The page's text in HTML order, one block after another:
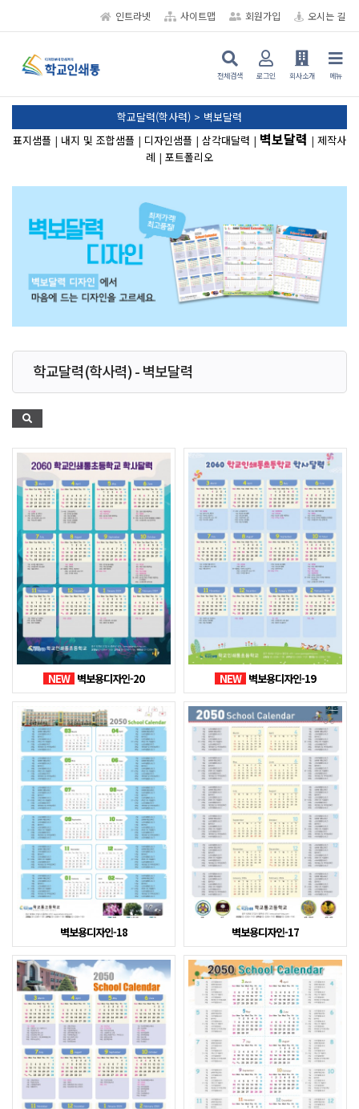
인트라넷 사이트맵 회원가입 오시는 길
전체검색 로그인 회사소개 메뉴
학교달력(학사력) > 벽보달력
표지샘플 | 내지 및 조합샘플 | 디자인샘플 | 삼각대달력 | 벽보달력 | 제작사
례 | 포트폴리오
학교달력(학사력) - 벽보달력
NEW 벽보용디자인-20 NEW 벽보용디자인-19
벽보용디자인-18 벽보용디자인-17